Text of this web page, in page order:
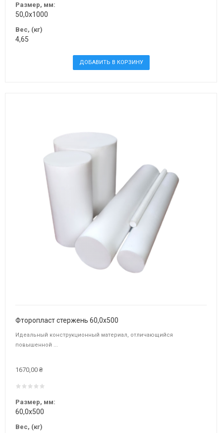
Размер, мм:
50,0х1000
Вес, (кг)
4,65
Фторопласт стержень 60,0х500
Идеальный конструкционный материал, отличающийся
повышенной ...
1670,00 ₴
Размер, мм:
60,0х500
Вес, (кг)